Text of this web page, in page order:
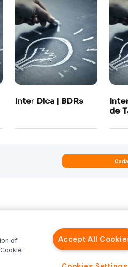
Inter Dica | BDRs
de
Inter Strategy
Inter News RV
Inter News RF
Top Funds
of
Accept All